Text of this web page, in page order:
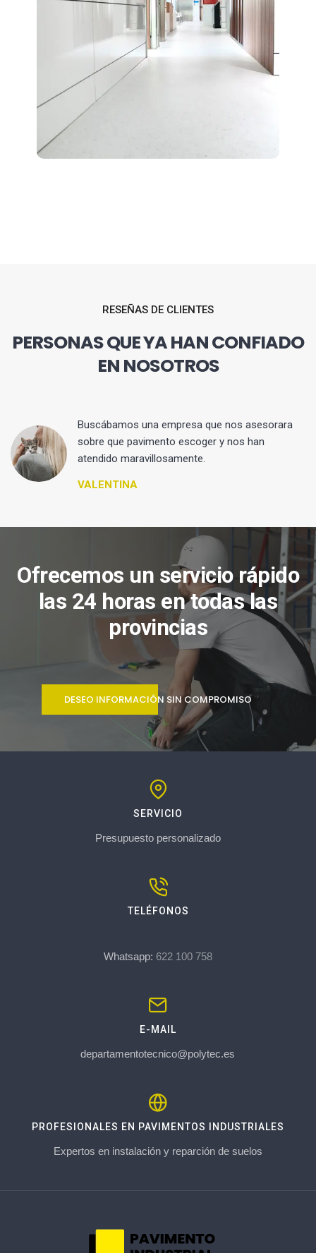
RESEÑAS DE CLIENTES
PERSONAS QUE YA HAN CONFIADO
EN NOSOTROS
Buscábamos una empresa que nos asesorara
sobre que pavimento escoger y nos han
atendido maravillosamente.
VALENTINA
Ofrecemos un servicio rápido
las 24 horas en todas las
provincias
DESEO INFORMACIÓN SIN COMPROMISO
SERVICIO
Presupuesto personalizado
TELÉFONOS
Whatsapp: 622 100 758
E-MAIL
departamentotecnico@polytec.es
PROFESIONALES EN PAVIMENTOS INDUSTRIALES
Expertos en instalación y reparción de suelos